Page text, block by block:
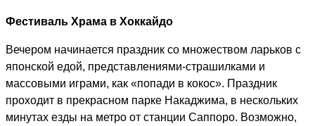
Фестиваль Храма в Хоккайдо
Вечером начинается праздник со множеством ларьков с
японской едой, представлениями-страшилками и
массовыми играми, как «попади в кокос». Праздник
проходит в прекрасном парке Накаджима, в нескольких
минутах езды на метро от станции Саппоро. Возможно,